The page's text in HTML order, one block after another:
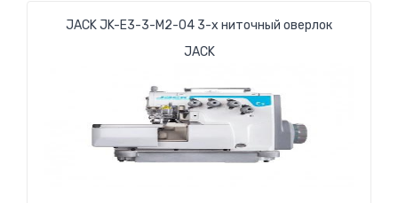
JACK JK-E3-3-М2-04 3-x ниточный оверлок
JACK